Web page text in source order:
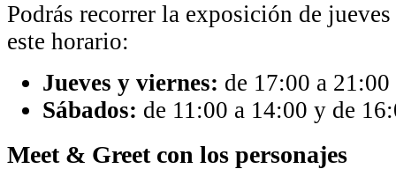
Podrás recorrer la exposición de
este horario:
Jueves y viernes: de 17:00 a 21:00
Sábados: de 11:00 a 14:00 y de
Meet & Greet con los personajes